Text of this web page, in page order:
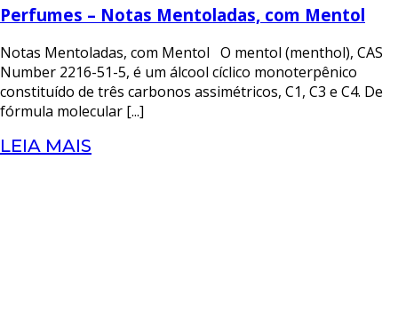
Perfumes – Notas Mentoladas, com Mentol
Notas Mentoladas, com Mentol O mentol (menthol), CAS
Number 2216-51-5, é um álcool cíclico monoterpênico
constituído de três carbonos assimétricos, C1, C3 e C4. De
fórmula molecular [...]
LEIA MAIS